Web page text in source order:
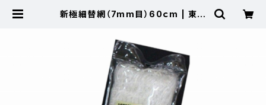
新極細替網（7mm目）60ｃm | 東海